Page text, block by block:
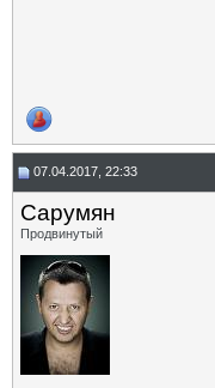
07.04.2017, 22:33
Сарумян
Продвинутый